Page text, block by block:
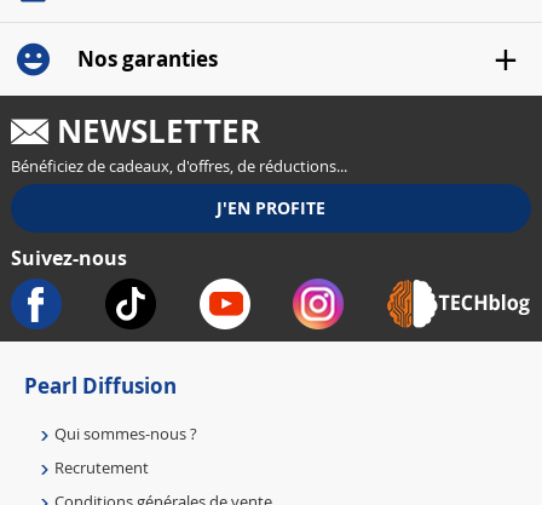
Nos garanties
NEWSLETTER
Bénéficiez de cadeaux, d'offres, de réductions...
Suivez-nous
Pearl Diffusion
Qui sommes-nous ?
Recrutement